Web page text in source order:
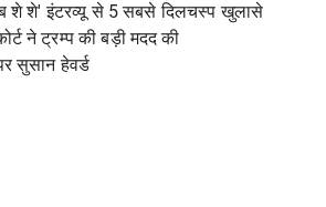
शे शे' इंटरव्यू से 5 सबसे दिलचस्प खुलासे
ने ट्रम्प की बड़ी मदद की
सुसान हेवर्ड